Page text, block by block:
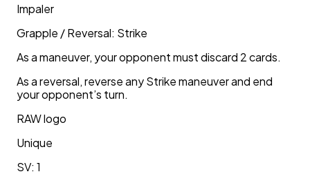
Impaler
Grapple / Reversal: Strike
As a maneuver, your opponent must discard 2 cards.
As a reversal, reverse any Strike maneuver and end
your opponent’s turn.
RAW logo
Unique
SV: 1